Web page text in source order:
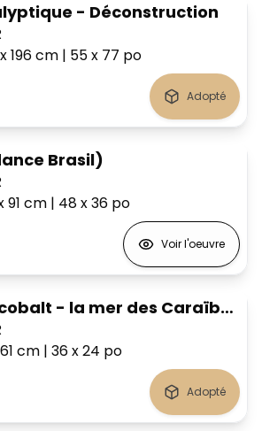
- Déconstruction
196cm | 55 x 77 po
Adopté
Brasil)
91 cm | 48 x 36 po
Voir l'oeuvre
Turquoise et cobalt - la mer des Caraïbes.
cm | 36 x 24 po
Adopté